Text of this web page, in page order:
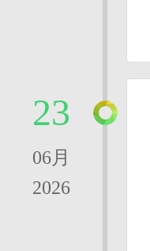
23
06月
2026